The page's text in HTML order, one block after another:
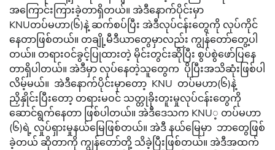
အကြောင်းကြားခဲ့တာရှိတယ်။ အဲဒီနောက်ပိုင်းမှာ
KNUတပ်မဟာ(၆)နဲ့ ဆက်စပ်ပြီး အဲဒီလုပ်ငန်းတွေကို လုပ်ကိုင်
နေတာဖြစ်တယ်။ တချို့မီဒီယာတွေမှာလည်း ကျွန်တော်တွေ့ပါ
တယ်။ တရားဝင်ခွင့်ပြုထားတဲ့ မိုင်းတွင်းဆိုပြီး စွပ်စွဲဖော်ပြနေ
တာရှိပါတယ်။ အဲဒီမှာ လုပ်နေတဲ့သူတွေက ပိုပြီးအသိဆုံးဖြစ်ပါ
လိမ့်မယ်။ အဲဒီနောက်ပိုင်းမှာတော့ KNU တပ်မဟာ(၆)နဲ့
ညှိနှိုင်းပြီးတော့ တရားမဝင် သတ္တုခိုးတူးမှုလုပ်ငန်းတွေကို
ဆောင်ရွက်နေတာ ဖြစ်ပါတယ်။ အဲဒီဒေသက KNU့ တပ်မဟာ
(၆)ရဲ့ လှုပ်ရှားမှုနယ်မြေဖြစ်တယ်။ အဲဒီ နယ်မြေမှာ ဘာတွေဖြစ်
ခဲ့တယ် ဆိုတာကို ကျွန်တော်တို့ သိခဲ့ပြီးဖြစ်တယ်။ အဲဒီအထက်